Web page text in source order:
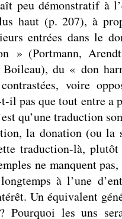
peu démonstratif à
haut (p. 207), à
entrées dans le
» (Portmann,
du « don
voire
il pas que tout entre a
qu’une traduction
la donation (ou la
traduction-là, plutôt
ne manquent
à l’une
Un équivalent
? Pourquoi les uns